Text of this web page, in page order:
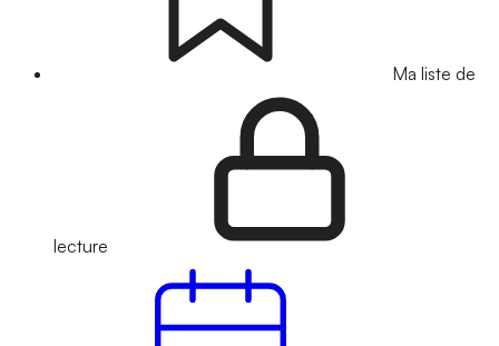
Ma liste de
lecture